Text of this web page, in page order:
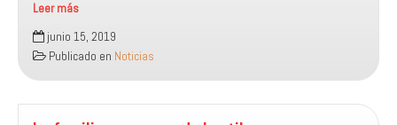
Leer más
ESTABLECIENDO
LA
VERDAD
DE
DIOS
junio 15, 2019
Publicado en Noticias